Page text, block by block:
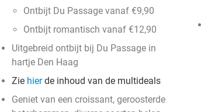
Ontbijt Du Passage vanaf €9,90
Ontbijt romantisch vanaf €12,90
Uitgebreid ontbijt bij Du Passage in
hartje Den Haag
Zie hierde inhoud van de multideals
Geniet van een croissant, geroosterde